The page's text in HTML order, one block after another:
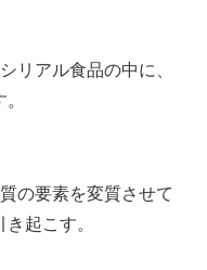
リアル食品の中に、
の要素を変質させて
起こす。